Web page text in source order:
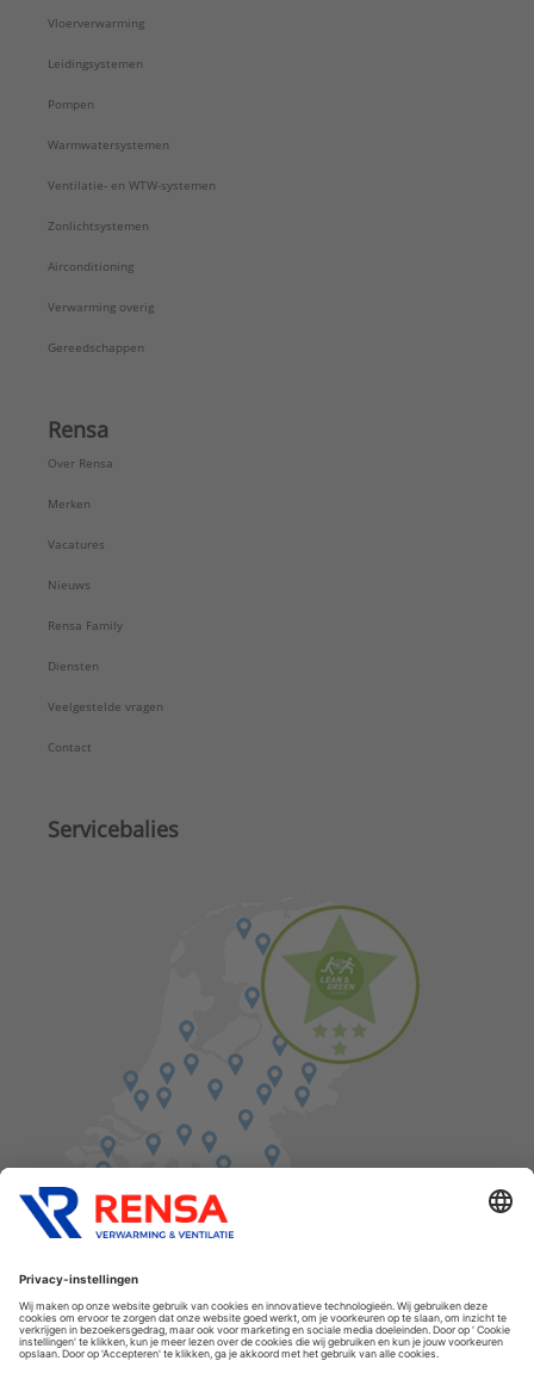
Vloerverwarming
Leidingsystemen
Pompen
Warmwatersystemen
Ventilatie- en WTW-systemen
Zonlichtsystemen
Airconditioning
Verwarming overig
Gereedschappen
Rensa
Over Rensa
Merken
Vacatures
Nieuws
Rensa Family
Diensten
Veelgestelde vragen
Contact
Servicebalies
Cookies